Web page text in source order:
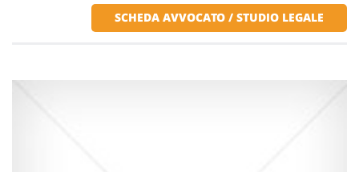
SCHEDA AVVOCATO / STUDIO LEGALE